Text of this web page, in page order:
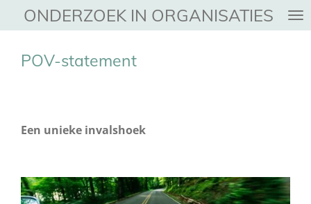
direct
ONDERZOEK IN ORGANISATIES
POV-statement
Een unieke invalshoek